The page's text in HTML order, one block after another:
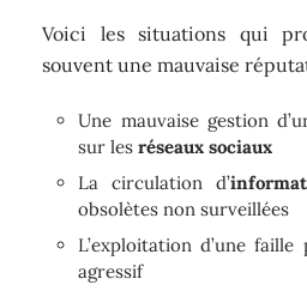
Voici les situations qui
souvent une mauvaise
Une mauvaise gestion
sur lesréseaux sociaux
La circulation d’
obsolètes non surveillées
L’exploitation d’une
agressif